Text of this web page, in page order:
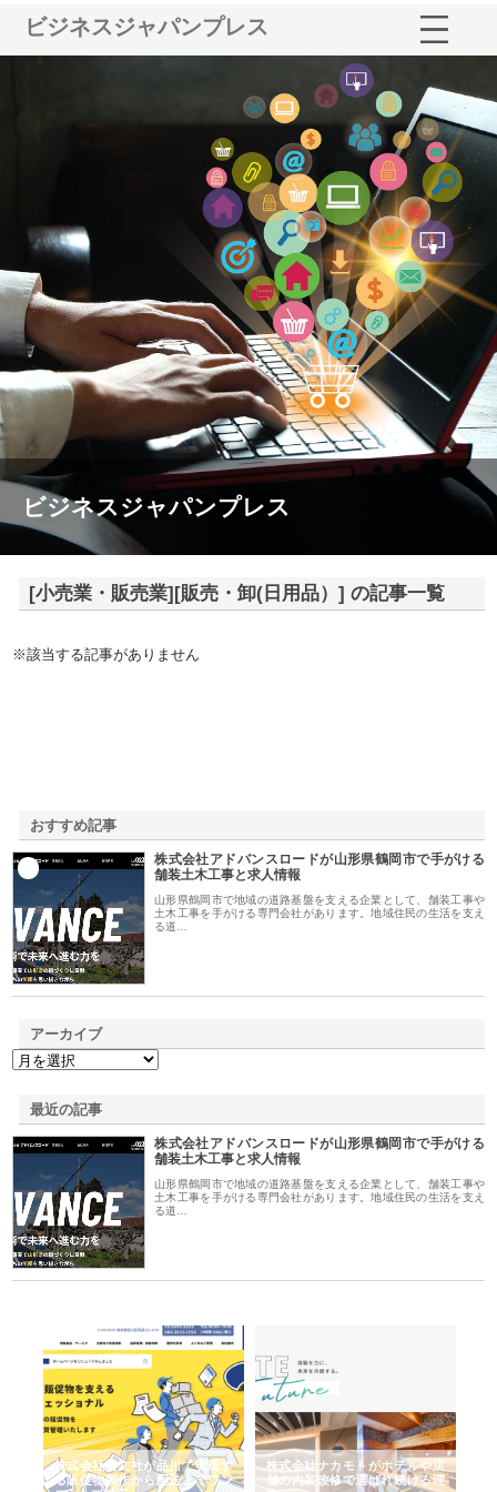
ビジネスジャパンプレス
ビジネスジャパンプレス
[小売業・販売業][販売・卸(日用品）] の記事一覧
※該当する記事がありません
おすすめ記事
株式会社アドバンスロードが山形県鶴岡市で手がける
舗装土木工事と求人情報
山形県鶴岡市で地域の道路基盤を支える企業として、舗装工事や
土木工事を手がける専門会社があります。地域住民の生活を支え
る道…
アーカイブ
最近の記事
株式会社アドバンスロードが山形県鶴岡市で手がける
舗装土木工事と求人情報
山形県鶴岡市で地域の道路基盤を支える企業として、舗装工事や
土木工事を手がける専門会社があります。地域住民の生活を支え
る道…
株式会社耕文社が品川で実現す
る販促物製作から配送までワン
株式会社ナカモトがホテルや店
舗の内装改修で選ばれ続ける理